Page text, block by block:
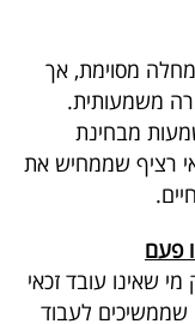
מסוימת, אך
משמעותית.
מבחינת
רציף שממחיש את
.
שאינו עובד זכאי
לעבוד